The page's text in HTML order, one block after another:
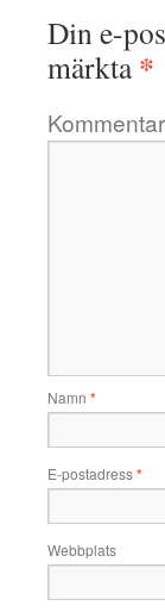
Din e-
märkta*
Kommentar
Namn *
E-postadress*
Webbplats